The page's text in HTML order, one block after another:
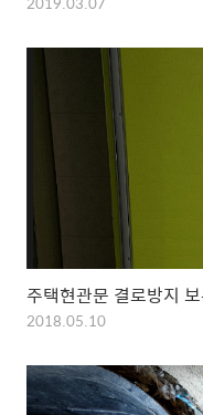
주택현관문 결로방지
2018.05.10